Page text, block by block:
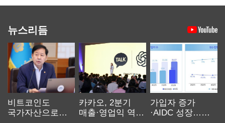
뉴스리듬
비트코인도
국가자산으로…'
카카오, 2분기
매출·영업익 역대
가입자 증가
·AIDC 성장…